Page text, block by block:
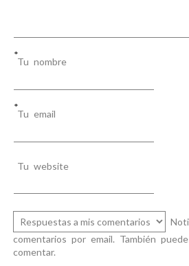
Tu nombre
*
Tu email
*
Tu website
comentarios por email. También
comentar.